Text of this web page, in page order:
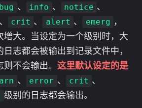
、 info 、 notice 、
、 crit 、 alert 、 emerg ，
增大。当设定为一个级别时，大
志都会被输出到记录文件中，
不会输出。 这里默认设定的是
、 error 、 crit 、
级别的日志都会输出。